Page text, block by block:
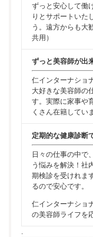
ずっと安心して働
りとサポートいた
う。遠方からも大
共用）
ずっと美容師が出
仁インターナショ
大好きな美容師の
す。実際に家事や
くさん在籍してい
定期的な健康診断
日々の仕事の中で
う悩みを解決！社
期検診を受けれま
るので安心です。
仁インターナショ
の美容師ライフを
.